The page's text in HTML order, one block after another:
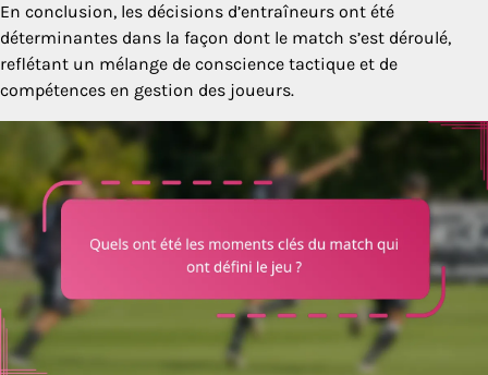
En conclusion, les décisions d’entraîneurs ont été
déterminantes dans la façon dont le match s’est déroulé,
reflétant un mélange de conscience tactique et de
compétences en gestion des joueurs.